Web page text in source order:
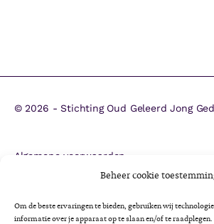
Beheer cookie
Om de beste ervaringen te bieden, gebruiken wij
informatie over je apparaat op te slaan en/of te
© 2026 - Stichting Oud Geleerd Jong
Algemene voorwaarden
Colofon